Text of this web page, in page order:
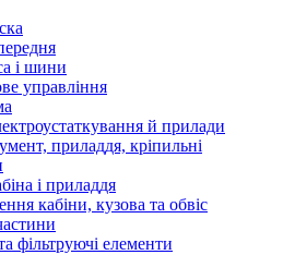
і шини
управління
й прилади
приладдя, кріпильні
і приладдя
кабіни, кузова та обвіс
фільтруючі елементи